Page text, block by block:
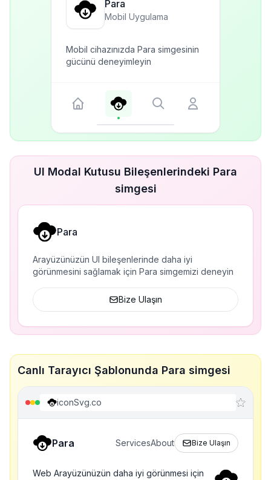
Para
Mobil Uygulama
Mobil cihazınızda Para simgesinin
gücünü deneyimleyin
UI Modal Kutusu Bileşenlerindeki Para
simgesi
Para
Arayüzünüzün UI bileşenlerinde daha iyi
görünmesini sağlamak için Para simgemizi deneyin
Bize Ulaşın
Canlı Tarayıcı Şablonunda Para simgesi
iconSvg.co
Para ServicesAbout Bize Ulaşın
Web Arayüzünüzün daha iyi görünmesi için